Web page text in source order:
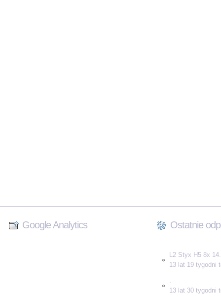
Google Analytics Ostatnie
L2 Styx H5 8x
13 lat 19 tygodni
13 lat 30 tygodni